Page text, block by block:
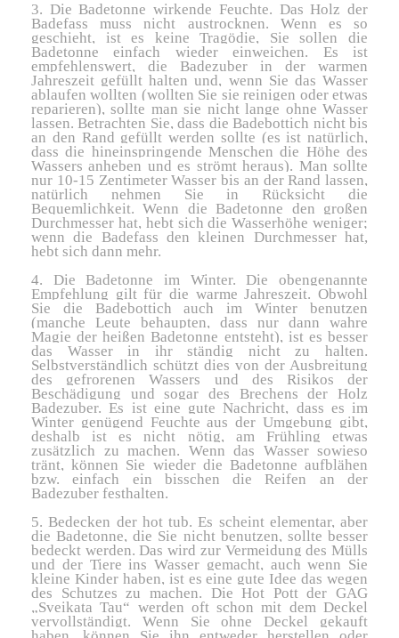
3. Die Badetonne wirkende Feuchte. Das Holz der
Badefass muss nicht austrocknen. Wenn es so
geschieht, ist es keine Tragödie, Sie sollen die
Badetonne einfach wieder einweichen. Es ist
empfehlenswert, die Badezuber in der warmen
Jahreszeit gefüllt halten und, wenn Sie das Wasser
ablaufen wollten (wollten Sie sie reinigen oder etwas
reparieren), sollte man sie nicht lange ohne Wasser
lassen. Betrachten Sie, dass die Badebottich nicht bis
an den Rand gefüllt werden sollte (es ist natürlich,
dass die hineinspringende Menschen die Höhe des
Wassers anheben und es strömt heraus). Man sollte
nur 10-15 Zentimeter Wasser bis an der Rand lassen,
natürlich nehmen Sie in Rücksicht die
Bequemlichkeit. Wenn die Badetonne den großen
Durchmesser hat, hebt sich die Wasserhöhe weniger;
wenn die Badefass den kleinen Durchmesser hat,
hebt sich dann mehr.
4. Die Badetonne im Winter. Die obengenannte
Empfehlung gilt für die warme Jahreszeit. Obwohl
Sie die Badebottich auch im Winter benutzen
(manche Leute behaupten, dass nur dann wahre
Magie der heißen Badetonne entsteht), ist es besser
das Wasser in ihr ständig nicht zu halten.
Selbstverständlich schützt dies von der Ausbreitung
des gefrorenen Wassers und des Risikos der
Beschädigung und sogar des Brechens der Holz
Badezuber. Es ist eine gute Nachricht, dass es im
Winter genügend Feuchte aus der Umgebung gibt,
deshalb ist es nicht nötig, am Frühling etwas
zusätzlich zu machen. Wenn das Wasser sowieso
tränt, können Sie wieder die Badetonne aufblähen
bzw. einfach ein bisschen die Reifen an der
Badezuber festhalten.
5. Bedecken der hot tub. Es scheint elementar, aber
die Badetonne, die Sie nicht benutzen, sollte besser
bedeckt werden. Das wird zur Vermeidung des Mülls
und der Tiere ins Wasser gemacht, auch wenn Sie
kleine Kinder haben, ist es eine gute Idee das wegen
des Schutzes zu machen. Die Hot Pott der GAG
„Sveikata Tau“ werden oft schon mit dem Deckel
vervollständigt. Wenn Sie ohne Deckel gekauft